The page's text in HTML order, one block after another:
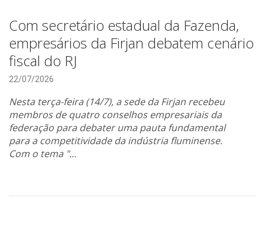
Com secretário estadual da Fazenda,
empresários da Firjan debatem cenário
fiscal do RJ
22/07/2026
Nesta terça-feira (14/7), a sede da Firjan recebeu
membros de quatro conselhos empresariais da
federação para debater uma pauta fundamental
para a competitividade da indústria fluminense.
Com o tema "...